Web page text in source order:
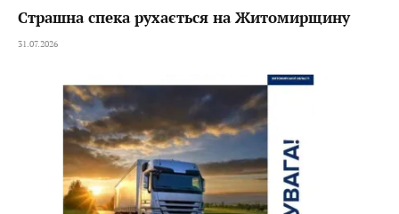
Страшна спека рухається на Житомирщину
31.07.2026